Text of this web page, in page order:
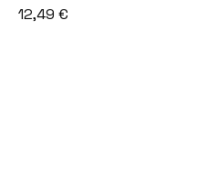
12,49 €